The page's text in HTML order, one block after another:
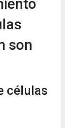
son
células